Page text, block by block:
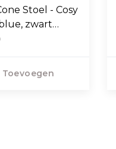
Stoel - Cosy
zwart
Toevoegen